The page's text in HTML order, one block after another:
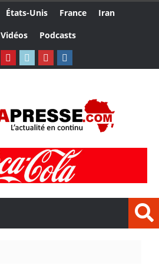
États-Unis France
Iran
Vidéos Podcasts